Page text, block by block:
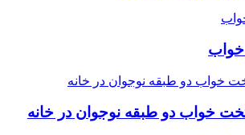
خواب
خواب دو طبقه نوجوان در خانه